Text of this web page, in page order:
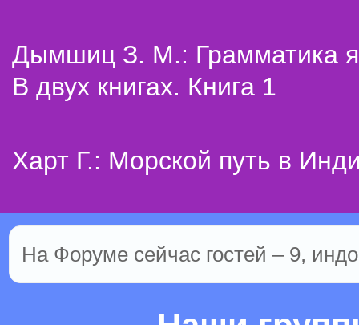
Дымшиц З. М.: Грамматика
В двух книгах. Книга 1
Харт Г.: Морской путь в
На Форуме сейчас гостей – 9,